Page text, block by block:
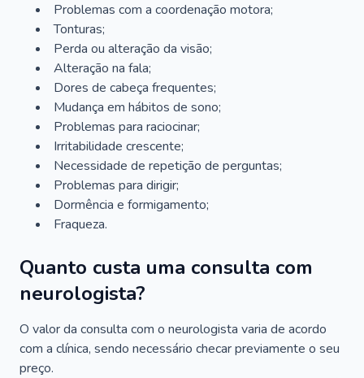
Problemas com a coordenação motora;
Tonturas;
Perda ou alteração da visão;
Alteração na fala;
Dores de cabeça frequentes;
Mudança em hábitos de sono;
Problemas para raciocinar;
Irritabilidade crescente;
Necessidade de repetição de perguntas;
Problemas para dirigir;
Dormência e formigamento;
Fraqueza.
Quanto custa uma consulta com
neurologista?
O valor da consulta com o neurologista varia de acordo
com a clínica, sendo necessário checar previamente o seu
preço.